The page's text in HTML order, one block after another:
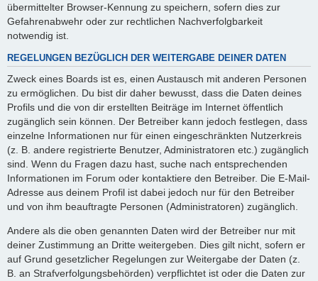
übermittelter Browser-Kennung zu speichern, sofern dies zur
Gefahrenabwehr oder zur rechtlichen Nachverfolgbarkeit
notwendig ist.
REGELUNGEN BEZÜGLICH DER WEITERGABE DEINER DATEN
Zweck eines Boards ist es, einen Austausch mit anderen Personen
zu ermöglichen. Du bist dir daher bewusst, dass die Daten deines
Profils und die von dir erstellten Beiträge im Internet öffentlich
zugänglich sein können. Der Betreiber kann jedoch festlegen, dass
einzelne Informationen nur für einen eingeschränkten Nutzerkreis
(z. B. andere registrierte Benutzer, Administratoren etc.) zugänglich
sind. Wenn du Fragen dazu hast, suche nach entsprechenden
Informationen im Forum oder kontaktiere den Betreiber. Die E-Mail-
Adresse aus deinem Profil ist dabei jedoch nur für den Betreiber
und von ihm beauftragte Personen (Administratoren) zugänglich.
Andere als die oben genannten Daten wird der Betreiber nur mit
deiner Zustimmung an Dritte weitergeben. Dies gilt nicht, sofern er
auf Grund gesetzlicher Regelungen zur Weitergabe der Daten (z.
B. an Strafverfolgungsbehörden) verpflichtet ist oder die Daten zur